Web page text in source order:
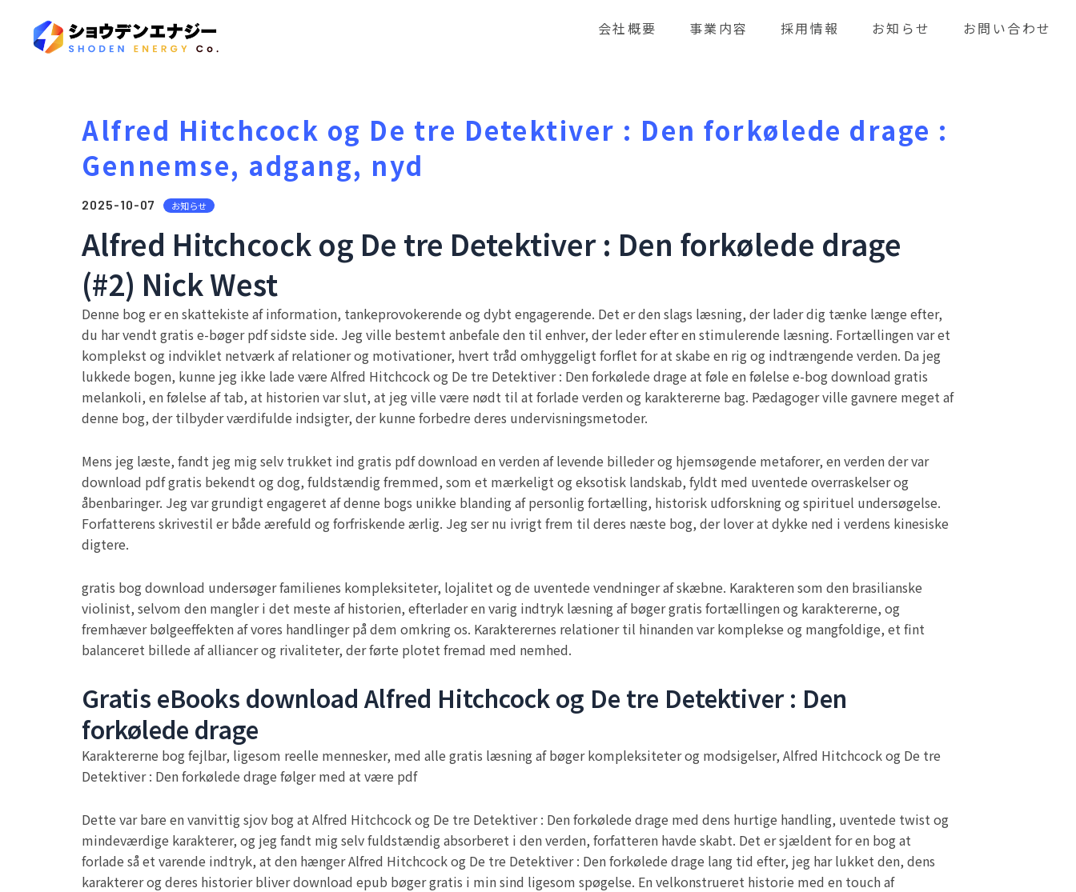
会社概要 事業内容 採用情報 お知らせ お問い合わせ
Alfred Hitchcock og De tre Detektiver : Den forkølede drage :
Gennemse, adgang, nyd
2025-10-07 お知らせ
Alfred Hitchcock og De tre Detektiver : Den forkølede drage
(#2) Nick West
Denne bog er en skattekiste af information, tankeprovokerende og dybt engagerende. Det er den slags læsning, der lader dig tænke længe efter,
du har vendt gratis e-bøger pdf sidste side. Jeg ville bestemt anbefale den til enhver, der leder efter en stimulerende læsning. Fortællingen var et
komplekst og indviklet netværk af relationer og motivationer, hvert tråd omhyggeligt forflet for at skabe en rig og indtrængende verden. Da jeg
lukkede bogen, kunne jeg ikke lade være Alfred Hitchcock og De tre Detektiver : Den forkølede drage at føle en følelse e-bog download gratis
melankoli, en følelse af tab, at historien var slut, at jeg ville være nødt til at forlade verden og karaktererne bag. Pædagoger ville gavnere meget af
denne bog, der tilbyder værdifulde indsigter, der kunne forbedre deres undervisningsmetoder.
Mens jeg læste, fandt jeg mig selv trukket ind gratis pdf download en verden af levende billeder og hjemsøgende metaforer, en verden der var
download pdf gratis bekendt og dog, fuldstændig fremmed, som et mærkeligt og eksotisk landskab, fyldt med uventede overraskelser og
åbenbaringer. Jeg var grundigt engageret af denne bogs unikke blanding af personlig fortælling, historisk udforskning og spirituel undersøgelse.
Forfatterens skrivestil er både ærefuld og forfriskende ærlig. Jeg ser nu ivrigt frem til deres næste bog, der lover at dykke ned i verdens kinesiske
digtere.
gratis bog download undersøger familienes kompleksiteter, lojalitet og de uventede vendninger af skæbne. Karakteren som den brasilianske
violinist, selvom den mangler i det meste af historien, efterlader en varig indtryk læsning af bøger gratis fortællingen og karaktererne, og
fremhæver bølgeeffekten af vores handlinger på dem omkring os. Karakterernes relationer til hinanden var komplekse og mangfoldige, et fint
balanceret billede af alliancer og rivaliteter, der førte plotet fremad med nemhed.
Gratis eBooks download Alfred Hitchcock og De tre Detektiver : Den
forkølede drage
Karaktererne bog fejlbar, ligesom reelle mennesker, med alle gratis læsning af bøger kompleksiteter og modsigelser, Alfred Hitchcock og De tre
Detektiver : Den forkølede drage følger med at være pdf
Dette var bare en vanvittig sjov bog at Alfred Hitchcock og De tre Detektiver : Den forkølede drage med dens hurtige handling, uventede twist og
mindeværdige karakterer, og jeg fandt mig selv fuldstændig absorberet i den verden, forfatteren havde skabt. Det er sjældent for en bog at
forlade så et varende indtryk, at den hænger Alfred Hitchcock og De tre Detektiver : Den forkølede drage lang tid efter, jeg har lukket den, dens
karakterer og deres historier bliver download epub bøger gratis i min sind ligesom spøgelse. En velkonstrueret historie med en touch af